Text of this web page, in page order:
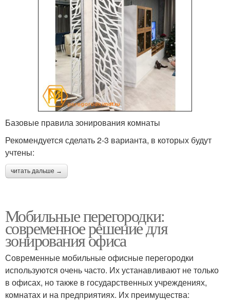
Базовые правила зонирования комнаты
Рекомендуется сделать 2-3 варианта, в которых будут
учтены:
читать дальше →
Мобильные перегородки:
современное решение для
зонирования офиса
Современные мобильные офисные перегородки
используются очень часто. Их устанавливают не только
в офисах, но также в государственных учреждениях,
комнатах и на предприятиях. Их преимущества: